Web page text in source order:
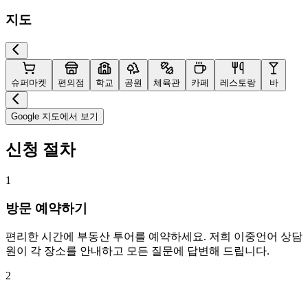
지도
슈퍼마켓 편의점 학교 공원 체육관 카페 레스토랑 바
Google 지도에서 보기
신청 절차
1
방문 예약하기
편리한 시간에 부동산 투어를 예약하세요. 저희 이중언어 상담
원이 각 장소를 안내하고 모든 질문에 답변해 드립니다.
2